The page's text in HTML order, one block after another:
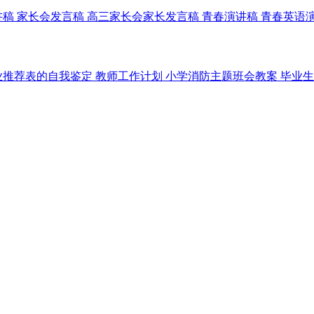
稿 家长会发言稿 高三家长会家长发言稿 青春演讲稿 青春英语
推荐表的自我鉴定 教师工作计划 小学消防主题班会教案 毕业